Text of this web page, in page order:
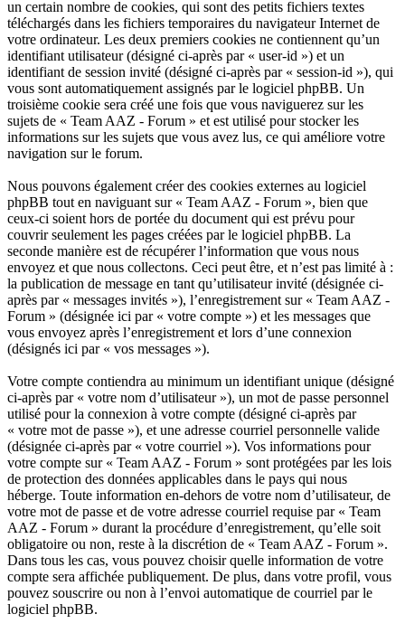
un certain nombre de cookies, qui sont des petits fichiers textes
téléchargés dans les fichiers temporaires du navigateur Internet de
votre ordinateur. Les deux premiers cookies ne contiennent qu’un
identifiant utilisateur (désigné ci-après par « user-id ») et un
identifiant de session invité (désigné ci-après par « session-id »), qui
vous sont automatiquement assignés par le logiciel phpBB. Un
troisième cookie sera créé une fois que vous naviguerez sur les
sujets de « Team AAZ - Forum » et est utilisé pour stocker les
informations sur les sujets que vous avez lus, ce qui améliore votre
navigation sur le forum.
Nous pouvons également créer des cookies externes au logiciel
phpBB tout en naviguant sur « Team AAZ - Forum », bien que
ceux-ci soient hors de portée du document qui est prévu pour
couvrir seulement les pages créées par le logiciel phpBB. La
seconde manière est de récupérer l’information que vous nous
envoyez et que nous collectons. Ceci peut être, et n’est pas limité à :
la publication de message en tant qu’utilisateur invité (désignée ci-
après par « messages invités »), l’enregistrement sur « Team AAZ -
Forum » (désignée ici par « votre compte ») et les messages que
vous envoyez après l’enregistrement et lors d’une connexion
(désignés ici par « vos messages »).
Votre compte contiendra au minimum un identifiant unique (désigné
ci-après par « votre nom d’utilisateur »), un mot de passe personnel
utilisé pour la connexion à votre compte (désigné ci-après par
« votre mot de passe »), et une adresse courriel personnelle valide
(désignée ci-après par « votre courriel »). Vos informations pour
votre compte sur « Team AAZ - Forum » sont protégées par les lois
de protection des données applicables dans le pays qui nous
héberge. Toute information en-dehors de votre nom d’utilisateur, de
votre mot de passe et de votre adresse courriel requise par « Team
AAZ - Forum » durant la procédure d’enregistrement, qu’elle soit
obligatoire ou non, reste à la discrétion de « Team AAZ - Forum ».
Dans tous les cas, vous pouvez choisir quelle information de votre
compte sera affichée publiquement. De plus, dans votre profil, vous
pouvez souscrire ou non à l’envoi automatique de courriel par le
logiciel phpBB.